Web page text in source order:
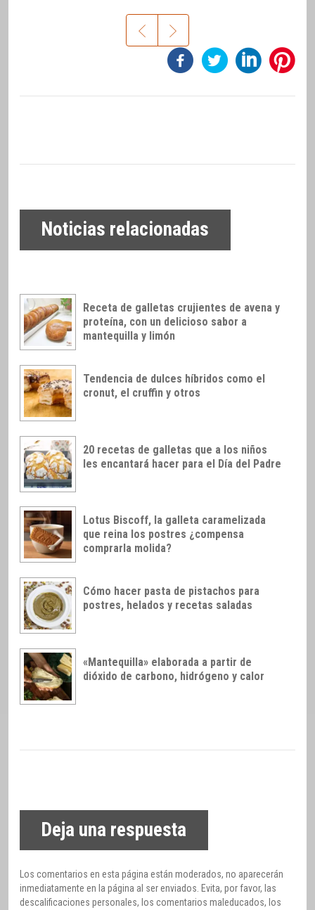
Noticias relacionadas
Receta de galletas crujientes de avena y
proteína, con un delicioso sabor a
mantequilla y limón
Tendencia de dulces híbridos como el
cronut, el cruffin y otros
20 recetas de galletas que a los niños
les encantará hacer para el Día del Padre
Lotus Biscoff, la galleta caramelizada
que reina los postres ¿compensa
comprarla molida?
Cómo hacer pasta de pistachos para
postres, helados y recetas saladas
«Mantequilla» elaborada a partir de
dióxido de carbono, hidrógeno y calor
Deja una respuesta
Los comentarios en esta página están moderados, no aparecerán
inmediatamente en la página al ser enviados. Evita, por favor, las
descalificaciones personales, los comentarios maleducados, los